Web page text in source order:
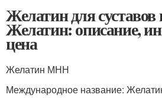
Желатин для суставов
Желатин: описание,
цена
Желатин МНН
Международное название: